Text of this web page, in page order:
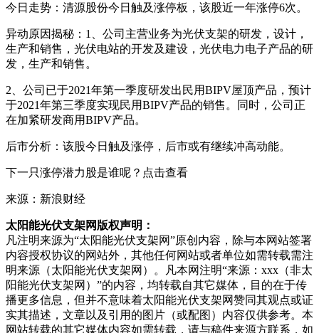
今日走势： 清源股份今日触及涨停板，该股近一年涨停6次。
异动原因揭秘：1、公司主营业务为光伏支架的研发，设计，
生产和销售，光伏电站的开发及建设，光伏电力电子产品的研
发，生产和销售。
2、公司已于2021年第一季度研发出民用BIPV屋顶产品，预计
于2021年第三季度实现民用BIPV产品的销售。同时，公司正
在加紧研发商用BIPV产品。
后市分析：该股今日触及涨停，后市或有继续冲高动能。
下一只涨停潜力股是谁呢？点击查看
来源：新浪财经
太阳能光伏支架网版权声明：
凡注明来源为“太阳能光伏支架网”原创内容，除与本网站签署
内容授权协议的网站外，其他任何网站或者单位如需转载需注
明来源（太阳能光伏支架网）。凡本网注明“来源：xxx（非太
阳能光伏支架网）”的内容，均转载自其它媒体，目的在于传
播更多信息，但并不意味着太阳能光伏支架网赞同其观点或证
实其描述，文章以及引用的图片（或配图）内容仅供参考。本
网站转载的其它媒体内容如需转载，请与稿件来源方联系，如